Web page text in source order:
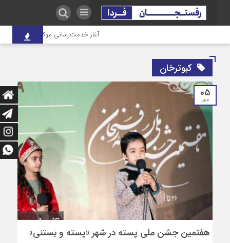
آغاز خدمت‌رسانی موکب درمانی
کبوترخان
05
مهر
هفتمین جشن ملی پسته در شهر «پسته و بستنی»